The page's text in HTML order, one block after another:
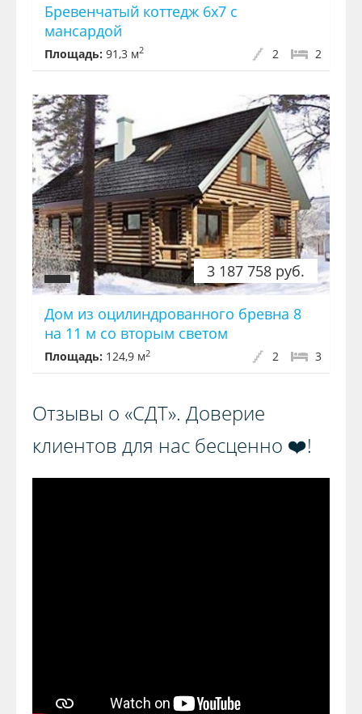
Бревенчатый коттедж 6x7 с
мансардой
Площадь: 91,3 м2 2
2
3 187 758 руб.
Дом из оцилиндрованного бревна 8
на 11 м со вторым светом
Площадь: 124,9 м2 3
2
Отзывы о «СДТ». Доверие
клиентов для нас бесценно ❤️!